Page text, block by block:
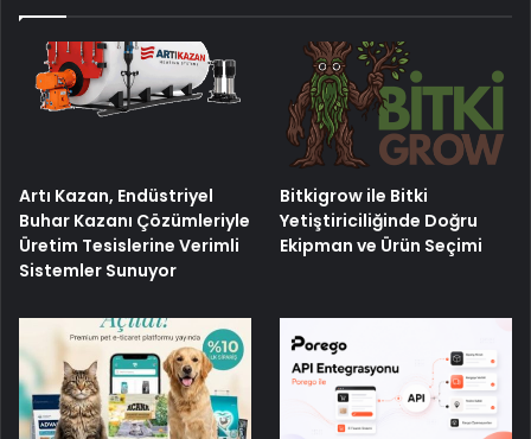
Artı Kazan, Endüstriyel
Buhar Kazanı Çözümleriyle
Üretim Tesislerine Verimli
Sistemler Sunuyor
Bitkigrow ile Bitki
Yetiştiriciliğinde Doğru
Ekipman ve Ürün Seçimi